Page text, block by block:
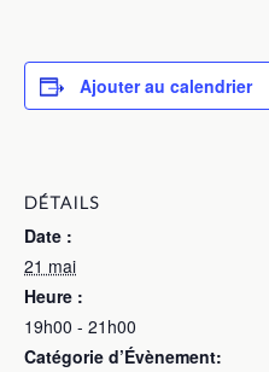
Ajouter au calendrier
DÉTAILS
Date :
21 mai
Heure :
19h00 - 21h00
Catégorie d’Évènement: